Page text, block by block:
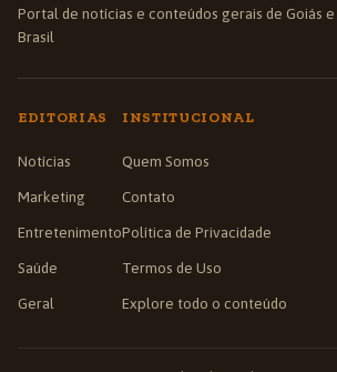
Portal de notícias e conteúdos gerais de Goiás e
Brasil
EDITORIAS
Notícias
Marketing
Entretenimento
Saúde
Geral
INSTITUCIONAL
Quem Somos
Contato
Política de Privacidade
Termos de Uso
Explore todo o conteúdo